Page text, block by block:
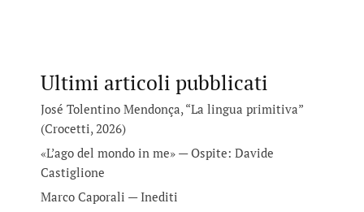
Ultimi articoli pubblicati
José Tolentino Mendonça, “La lingua primitiva”
(Crocetti, 2026)
«L’ago del mondo in me» — Ospite: Davide
Castiglione
Marco Caporali — Inediti